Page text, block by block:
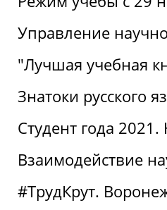
Управление
"Лучшая учебная
Знатоки русского
Студент года
Взаимодействие
#ТрудКрут.